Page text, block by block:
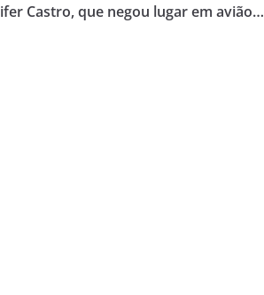
Castro, que negou lugar em avião…